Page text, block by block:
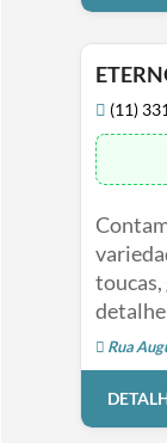
(11)
toucas,
Rua